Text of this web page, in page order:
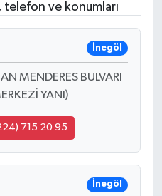
ve konumları
İnegöl
MENDERES BULVARI
YANI)
715 20 95
İnegöl